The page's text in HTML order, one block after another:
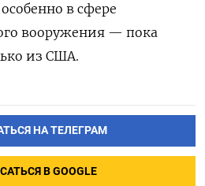
в сфере
вооружения — пока
из США.
НА ТЕЛЕГРАМ
В GOOGLE